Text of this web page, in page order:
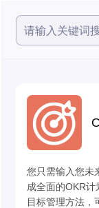
您只需输入您未
成全面的OKR
目标管理方法，